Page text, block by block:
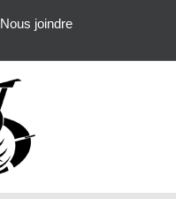
Nous joindre